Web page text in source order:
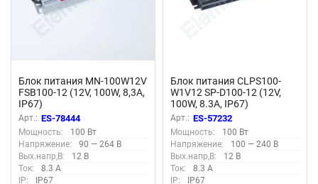
Блок питания MN-100W12V
FSB100-12 (12V, 100W, 8,3A,
IP67)
Арт.: ES-78444
Мощность:
100 Вт
Напряжение:
90 — 264 В
Вых.напр,В:
12 В
Ток:
8.3 А
IP:
IP67
Блок питания CLPS100-
W1V12 SP-D100-12 (12V,
100W, 8.3A, IP67)
Арт.: ES-57232
Мощность:
100 Вт
Напряжение:
100 — 240 В
Вых.напр,В:
12 В
Ток:
8.3 А
IP:
IP67